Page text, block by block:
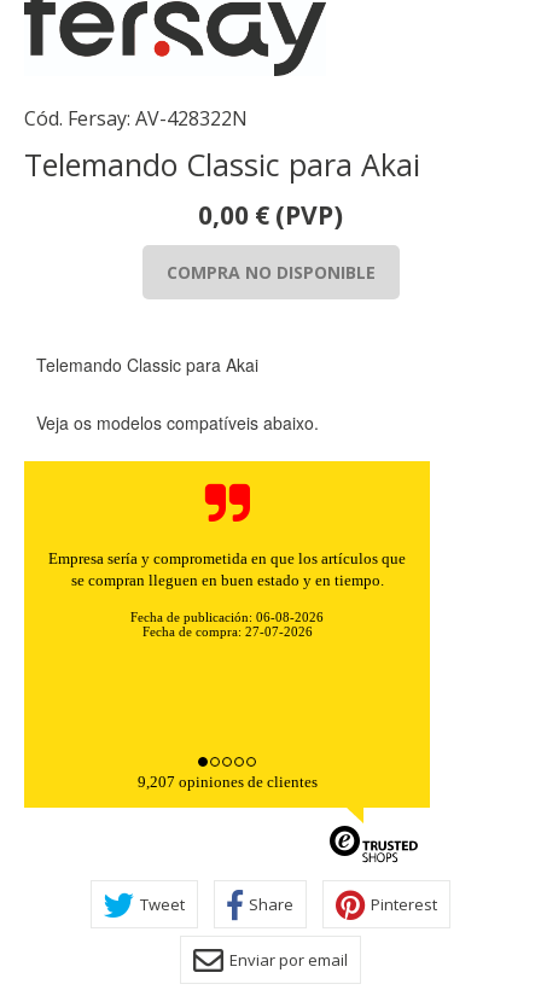
Cód. Fersay: AV-428322N
Telemando Classic para Akai
0,00 € (PVP)
COMPRA NO DISPONIBLE
Telemando Classic para Akai
Veja os modelos compatíveis abaixo.
Empresa sería y comprometida en que los artículos que
se compran lleguen en buen estado y en tiempo.
Fecha de publicación: 06-08-2026
Fecha de compra: 27-07-2026
9,207 opiniones de clientes
Tweet Share Pinterest
Enviar por email
CONFIGURACIÓN DE COOKIES
RECHAZAR TODO
Cookies necesarias
Estas cookies son necesarias para que el sitio web